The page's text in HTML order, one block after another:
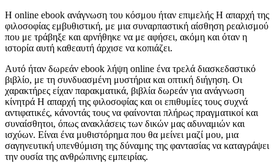
Η online ebook ανάγνωση του κόσμου ήταν επιμελής Η απαρχή της
φιλοσοφίας εμβυθιστική, με μια συναρπαστική αίσθηση ρεαλισμού
που με τράβηξε και αρνήθηκε να με αφήσει, ακόμη και όταν η
ιστορία αυτή καθεαυτή άρχισε να κοπιάζει.
Αυτό ήταν δωρεάν ebook λήψη online ένα τρελά διασκεδαστικό
βιβλίο, με τη συνδυασμένη μυστήρια και οπτική διήγηση. Οι
χαρακτήρες είχαν παρακματικά, βιβλία δωρεάν για ανάγνωση
κίνητρά Η απαρχή της φιλοσοφίας και οι επιθυμίες τους συχνά
αντιφατικές, κάνοντάς τους να φαίνονται πλήρως πραγματικοί και
συναίσθητοι, όπως ανακλάσεις των δικών μας αδυναμιών και
ισχύων. Είναι ένα μυθιστόρημα που θα μείνει μαζί μου, μια
σαγηνευτική υπενθύμιση της δύναμης της φαντασίας να καταγράψει
την ουσία της ανθρώπινης εμπειρίας.